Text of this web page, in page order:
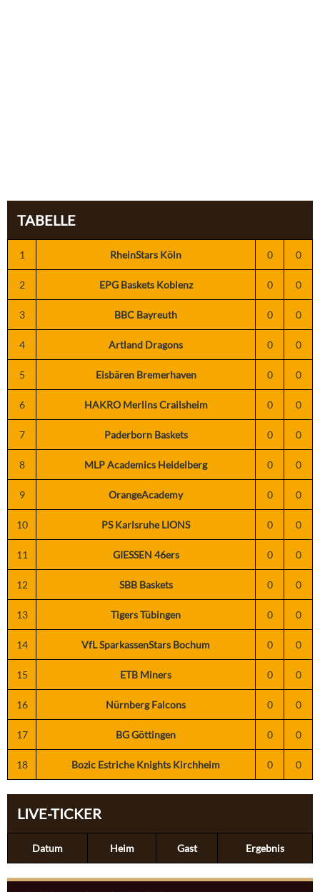
TABELLE
1 RheinStars Köln 0 0
2 EPG Baskets Koblenz 0 0
3 BBC Bayreuth 0 0
4 Artland Dragons 0 0
5 Eisbären Bremerhaven 0 0
6 HAKRO Merlins Crailsheim 0 0
7 Paderborn Baskets 0 0
8 MLP Academics Heidelberg 0 0
9 OrangeAcademy 0 0
10 PS Karlsruhe LIONS 0 0
11 GIESSEN 46ers 0 0
12 SBB Baskets 0 0
13 Tigers Tübingen 0 0
14 VfL SparkassenStars Bochum 0 0
15 ETB Miners 0 0
16 Nürnberg Falcons 0 0
17 BG Göttingen 0 0
18 Bozic Estriche Knights Kirchheim 0 0
LIVE-TICKER
Datum Heim Gast Ergebnis